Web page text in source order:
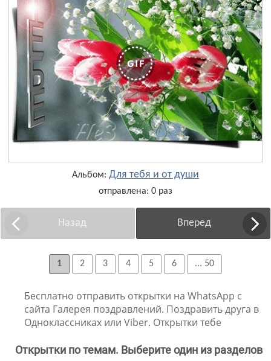
Альбом: Для тебя и от души
отправлена: 0 раз
Назад Вперед
1 2 3 4 5 6 ... 50
Бесплатно отправить открытки на WhatsApp с
сайта Галерея поздравлений. Поздравить друга в
Одноклассниках или Viber. Открытки тебе
Открытки по темам. Выберите один из разделов